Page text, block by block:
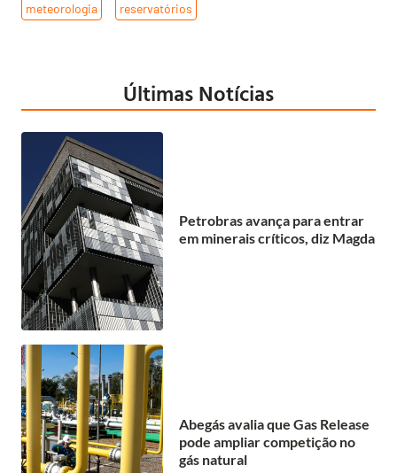
meteorologia reservatórios
Últimas Notícias
Petrobras avança para entrar
em minerais críticos, diz Magda
Abegás avalia que Gas Release
pode ampliar competição no
gás natural